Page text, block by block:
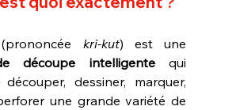
kri-kut
découpe intelligente qui
dessiner, marquer,
une grande variété de